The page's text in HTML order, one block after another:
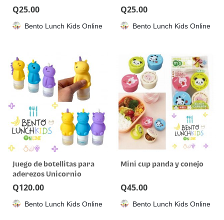
Q25.00
Bento Lunch Kids Online
Q25.00
Bento Lunch Kids Online
Juego de botellitas para
aderezos Unicornio
Q120.00
Bento Lunch Kids Online
Mini cup panda y conejo
Q45.00
Bento Lunch Kids Online